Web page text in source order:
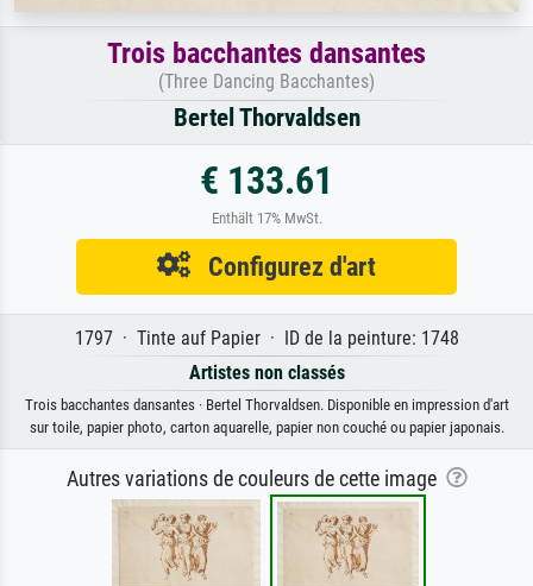
Trois bacchantes dansantes
(Three Dancing Bacchantes)
Bertel Thorvaldsen
€ 133.61
Enthält 17% MwSt.
Configurez d'art
1797 · Tinte auf Papier · ID de la peinture: 1748
Artistes non classés
Trois bacchantes dansantes · Bertel Thorvaldsen. Disponible en impression d'art
sur toile, papier photo, carton aquarelle, papier non couché ou papier japonais.
Autres variations de couleurs de cette image